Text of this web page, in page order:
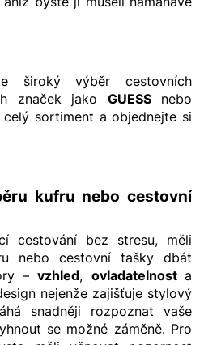
široký výběr cestovních
značek jako GUESSnebo
sortiment a objednejte si
kufru nebo cestovní
cestování bez stresu, měli
nebo cestovní tašky dbát
–vzhled, ovladatelnosta
nejenže zajišťuje stylový
snadněji rozpoznat vaše
se možné záměně. Pro